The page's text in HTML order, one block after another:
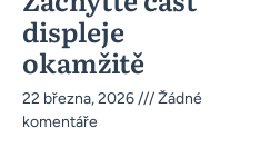
displeje
okamžitě
22 března, 2026
Žádné
komentáře